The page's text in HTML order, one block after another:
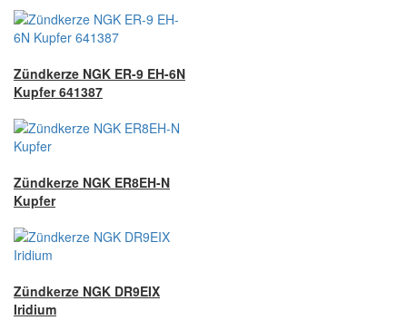
Zündkerze NGK ER-9 EH-6N
Kupfer 641387
Zündkerze NGK ER8EH-N
Kupfer
Zündkerze NGK DR9EIX
Iridium